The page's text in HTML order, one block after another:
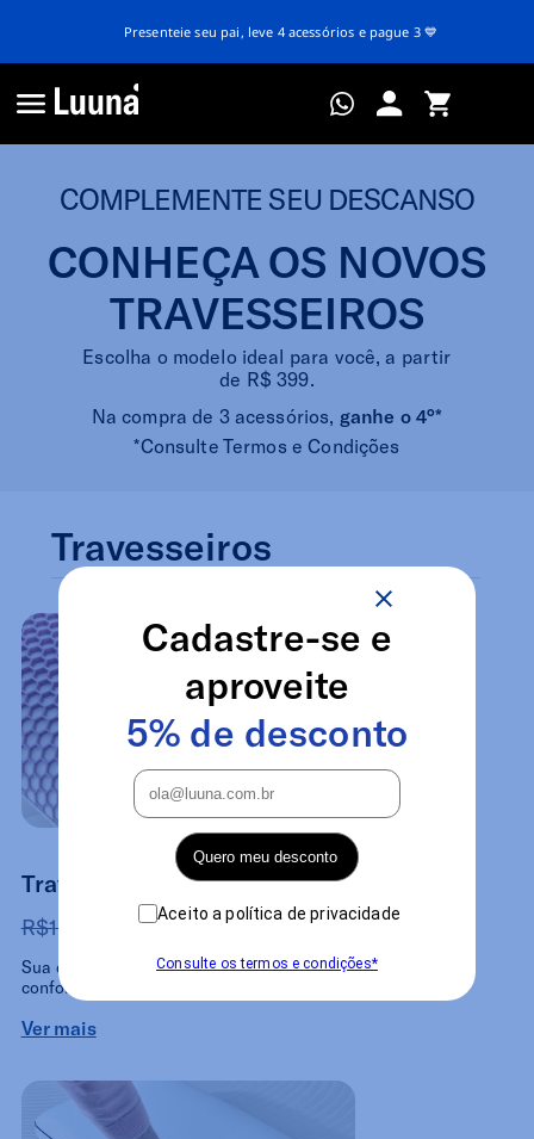
Presenteie seu pai, leve 4 acessórios e pague 3 💙
COMPLEMENTE SEU DESCANSO
CONHEÇA OS NOVOS
TRAVESSEIROS
Escolha o modelo ideal para você, a partir
de R$ 399.
Na compra de 3 acessórios, ganhe o 4°*
*Consulte Termos e Condições
Travesseiros
Travesseiro Grid Tech
R$1.000 R$699
Sua estrutura elástica oferece maior
conforto e rápida recuperação da forma.
Ver mais
Cadastre-se e
aproveite
5% de desconto
Quero meu desconto
Aceito a política de privacidade
Consulte os termos e condições*